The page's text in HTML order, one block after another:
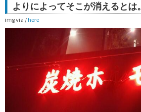
よりによってそこが消えるとは。
img via / here